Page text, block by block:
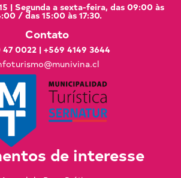
| Segunda a sexta-feira, das 09:00 às
/ das 15:00 às 17:30.
Contato
0022 | +569 4149 3644
de interesse